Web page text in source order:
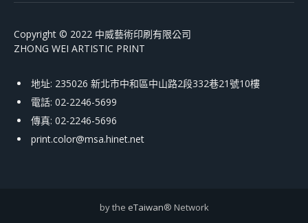
Copyright © 2022 中威藝術印刷有限公司
ZHONG WEI ARTISTIC PRINT
地址: 235026 新北市中和區中山路2段332巷21號10樓
電話: 02-2246-5699
傳真: 02-2246-5696
print.color@msa.hinet.net
by the eTaiwan® Network